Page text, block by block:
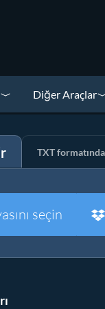
Diğer Araçlar
TXT
seçin